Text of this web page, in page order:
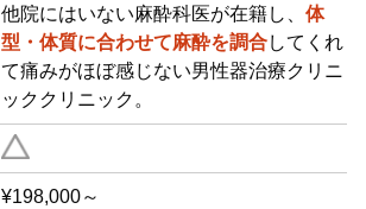
他院にはいない麻酔科医が在籍し、 体
型・体質に合わせて麻酔を調合してくれ
て痛みがほぼ感じない男性器治療クリニ
ッククリニック。
¥198,000～